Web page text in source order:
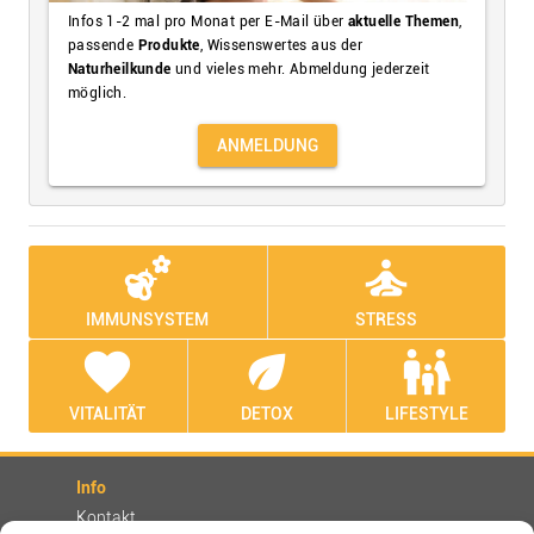
Infos 1-2 mal pro Monat per E-Mail über aktuelle Themen,
passende Produkte, Wissenswertes aus der
Naturheilkunde und vieles mehr. Abmeldung jederzeit
möglich.
ANMELDUNG
emoji_nature
IMMUNSYSTEM
self_improvement
STRESS
favorite
VITALITÄT
eco
DETOX
family_restroom
LIFESTYLE
Info
Kontakt